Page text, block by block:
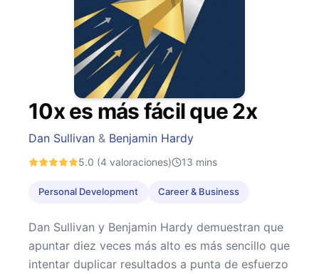
10x es más fácil que 2x
Dan Sullivan & Benjamin Hardy
5.0 (4 valoraciones) 13 mins
Personal Development Career & Business
Dan Sullivan y Benjamin Hardy demuestran que
apuntar diez veces más alto es más sencillo que
intentar duplicar resultados a punta de esfuerzo